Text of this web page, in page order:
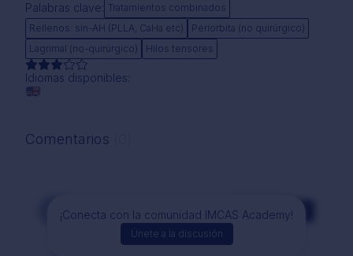
Palabras clave: Tratamientos combinados
Rellenos: sin-AH (PLLA, CaHa etc)
Periorbita (no quirúrgico)
Lagrimal (no-quirúrgico)
Hilos tensores
Idiomas disponibles:
Comentarios
¡Conecta con la comunidad IMCAS Academy!
Únete a la discusión
Comentarios